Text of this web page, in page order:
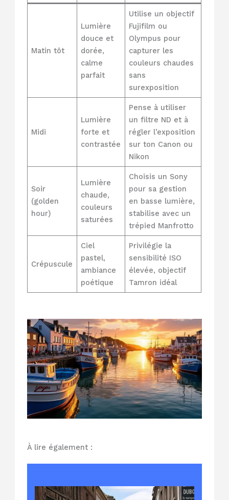
Matin tôt
Lumière
douce et
dorée,
calme
parfait
Utilise un objectif
Fujifilm ou
Olympus pour
capturer les
couleurs chaudes
sans
surexposition
Midi
Lumière
forte et
contrastée
Pense à utiliser
un filtre ND et à
régler l’exposition
sur ton Canon ou
Nikon
Soir
(golden
hour)
Lumière
chaude,
couleurs
saturées
Choisis un Sony
pour sa gestion
en basse lumière,
stabilise avec un
trépied Manfrotto
Crépuscule
Ciel
pastel,
ambiance
poétique
Privilégie la
sensibilité ISO
élevée, objectif
Tamron idéal
À lire également :